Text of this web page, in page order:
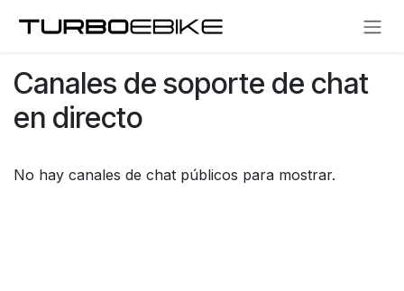
Canales de soporte de chat
en directo
No hay canales de chat públicos para mostrar.